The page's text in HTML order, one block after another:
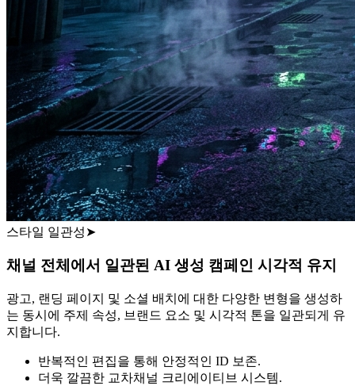
스타일 일관성 ➤
채널 전체에서 일관된 AI 생성 캠페인 시각적 유지
광고, 랜딩 페이지 및 소셜 배치에 대한 다양한 변형을 생성하
는 동시에 주제 속성, 브랜드 요소 및 시각적 톤을 일관되게 유
지합니다.
반복적인 편집을 통해 안정적인 ID 보존.
더욱 깔끔한 교차채널 크리에이티브 시스템.